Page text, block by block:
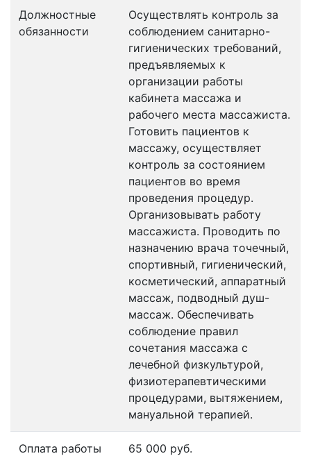
Должностные
обязанности
Осуществлять контроль за
соблюдением санитарно-
гигиенических требований,
предъявляемых к
организации работы
кабинета массажа и
рабочего места массажиста.
Готовить пациентов к
массажу, осуществляет
контроль за состоянием
пациентов во время
проведения процедур.
Организовывать работу
массажиста. Проводить по
назначению врача точечный,
спортивный, гигиенический,
косметический, аппаратный
массаж, подводный душ-
массаж. Обеспечивать
соблюдение правил
сочетания массажа с
лечебной физкультурой,
физиотерапевтическими
процедурами, вытяжением,
мануальной терапией.
Оплата работы 65 000 руб.